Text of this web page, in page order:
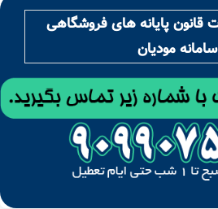
قانون پایانه های فروشگاهی
مودیان